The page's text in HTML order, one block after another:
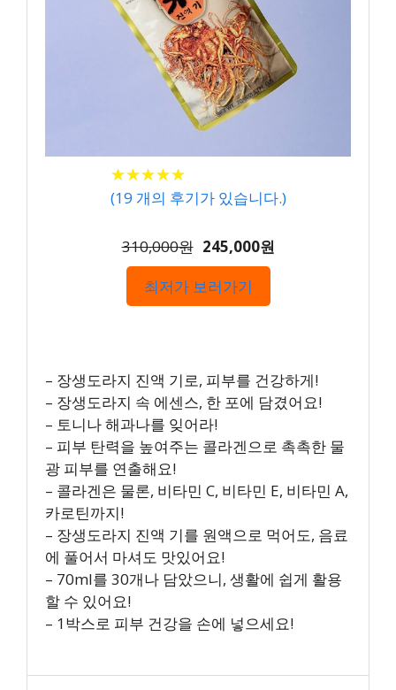
★★★★★
★★★★★
(19 개의 후기가 있습니다.)
310,000원 245,000원
최저가 보러가기
– 장생도라지 진액 기로, 피부를 건강하게!
– 장생도라지 속 에센스, 한 포에 담겼어요!
– 토니나 해과나를 잊어라!
– 피부 탄력을 높여주는 콜라겐으로 촉촉한 물
광 피부를 연출해요!
– 콜라겐은 물론, 비타민 C, 비타민 E, 비타민 A,
카로틴까지!
– 장생도라지 진액 기를 원액으로 먹어도, 음료
에 풀어서 마셔도 맛있어요!
– 70ml를 30개나 담았으니, 생활에 쉽게 활용
할 수 있어요!
– 1박스로 피부 건강을 손에 넣으세요!